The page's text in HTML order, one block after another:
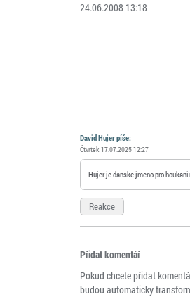
24.06.2008 13:18
David Hujer píše:
Čtvrtek 17.07.2025 12:27
Hujer je danske jmeno pro
Reakce
Přidat komentář
Pokud chcete přidat
budou automaticky